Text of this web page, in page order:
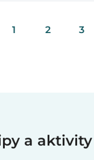
1 2 3
a